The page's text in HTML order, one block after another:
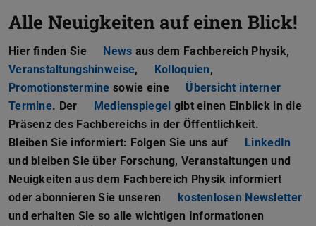
Alle Neuigkeiten auf einen Blick!
Hier finden Sie News aus dem Fachbereich Physik,
Veranstaltungshinweise, Kolloquien,
Promotionstermine sowie eine
Übersicht interner
Termine. Der Medienspiegel gibt einen Einblick in die
Präsenz des Fachbereichs in der Öffentlichkeit.
Bleiben Sie informiert: Folgen Sie uns auf
LinkedIn
und bleiben Sie über Forschung, Veranstaltungen und
Neuigkeiten aus dem Fachbereich Physik informiert
oder abonnieren Sie unseren
kostenlosen Newsletter
und erhalten Sie so alle wichtigen Informationen